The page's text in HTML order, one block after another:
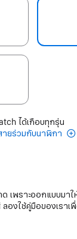
ได้เกือบทุกรุ่น
ายร่วมกับนาฬิกา
เพราะออกแบบมาใ
องใช้คู่มือของเราเ